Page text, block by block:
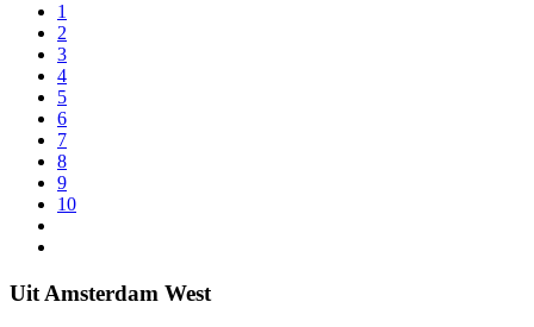
1
2
3
4
5
6
7
8
9
10
Uit Amsterdam West